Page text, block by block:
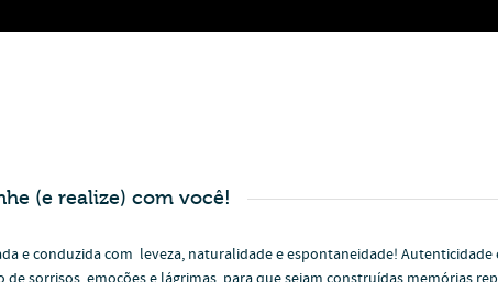
(e realize) com você!
e conduzida com leveza, naturalidade e espontaneidade!